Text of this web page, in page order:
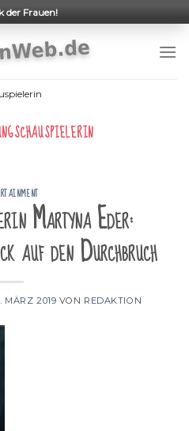
der Frauen!
Martyna Eder:
auf den Durchbruch
MÄRZ 2019 VON REDAKTION